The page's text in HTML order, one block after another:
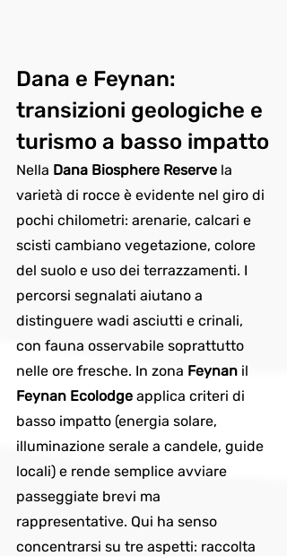
Dana e Feynan:
transizioni geologiche e
turismo a basso impatto
Nella Dana Biosphere Reserve la
varietà di rocce è evidente nel giro di
pochi chilometri: arenarie, calcari e
scisti cambiano vegetazione, colore
del suolo e uso dei terrazzamenti. I
percorsi segnalati aiutano a
distinguere wadi asciutti e crinali,
con fauna osservabile soprattutto
nelle ore fresche. In zona Feynan il
Feynan Ecolodge applica criteri di
basso impatto (energia solare,
illuminazione serale a candele, guide
locali) e rende semplice avviare
passeggiate brevi ma
rappresentative. Qui ha senso
concentrarsi su tre aspetti: raccolta